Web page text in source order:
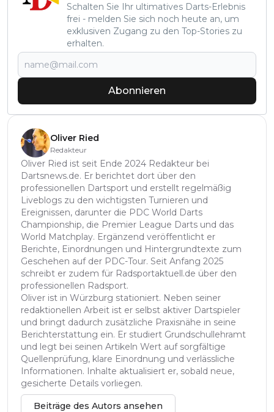
Schalten Sie Ihr ultimatives Darts-Erlebnis
frei - melden Sie sich noch heute an, um
exklusiven Zugang zu den Top-Stories zu
erhalten.
Abonnieren
Oliver Ried
Redakteur
Oliver Ried ist seit Ende 2024 Redakteur bei
Dartsnews.de. Er berichtet dort über den
professionellen Dartsport und erstellt regelmäßig
Liveblogs zu den wichtigsten Turnieren und
Ereignissen, darunter die PDC World Darts
Championship, die Premier League Darts und das
World Matchplay. Ergänzend veröffentlicht er
Berichte, Einordnungen und Hintergrundtexte zum
Geschehen auf der PDC-Tour. Seit Anfang 2025
schreibt er zudem für Radsportaktuell.de über den
professionellen Radsport.
Oliver ist in Würzburg stationiert. Neben seiner
redaktionellen Arbeit ist er selbst aktiver Dartspieler
und bringt dadurch zusätzliche Praxisnähe in seine
Berichterstattung ein. Er studiert Grundschullehramt
und legt bei seinen Artikeln Wert auf sorgfältige
Quellenprüfung, klare Einordnung und verlässliche
Informationen. Inhalte aktualisiert er, sobald neue,
gesicherte Details vorliegen.
Beiträge des Autors ansehen